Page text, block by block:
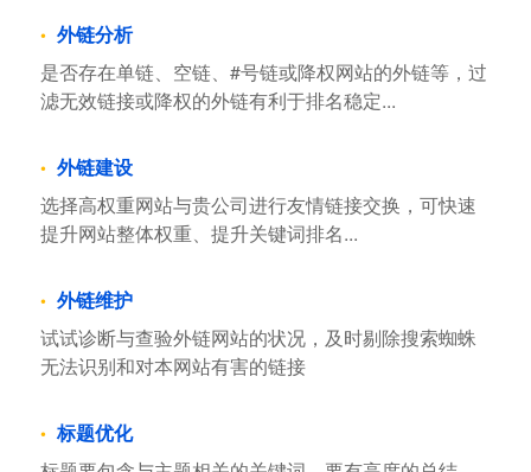
外链分析
是否存在单链、空链、#号链或降权网站的外链等，过
滤无效链接或降权的外链有利于排名稳定...
外链建设
选择高权重网站与贵公司进行友情链接交换，可快速
提升网站整体权重、提升关键词排名...
外链维护
试试诊断与查验外链网站的状况，及时剔除搜索蜘蛛
无法识别和对本网站有害的链接
标题优化